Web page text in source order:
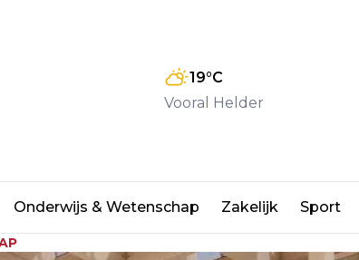
19°C
Vooral Helder
Onderwijs & Wetenschap Zakelijk Sport
krijgt circulair gebouw